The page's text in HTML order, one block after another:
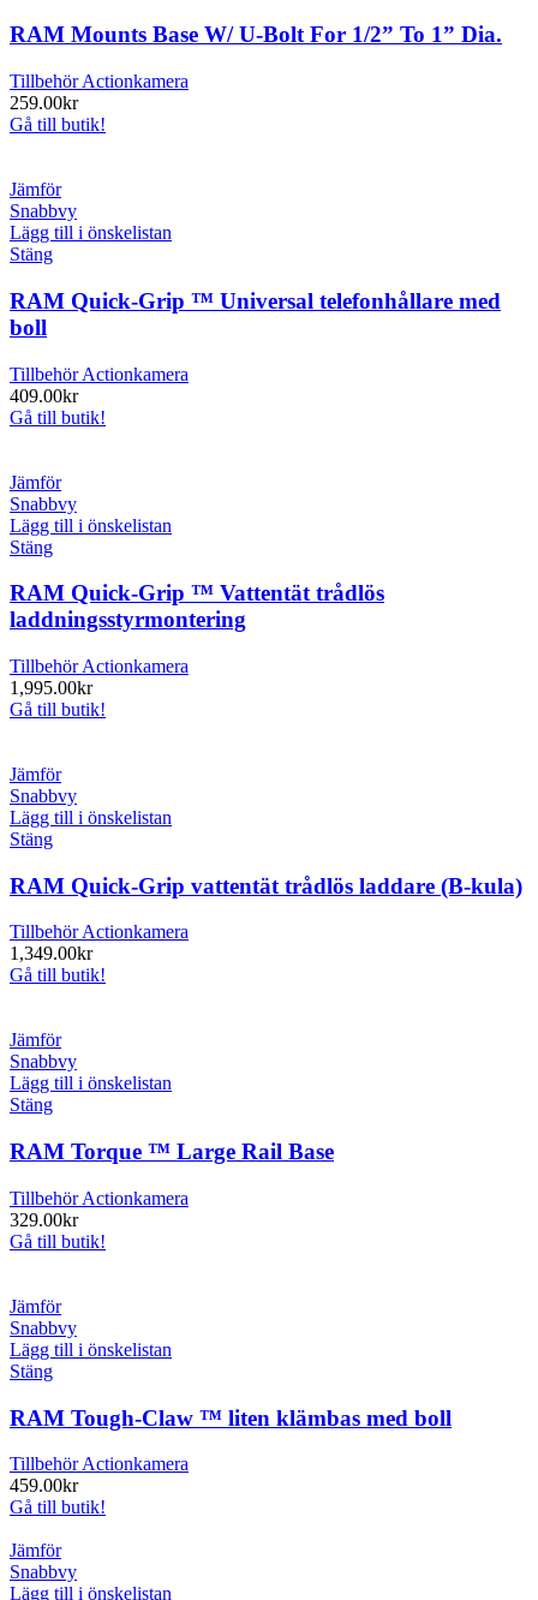
RAM Mounts Base W/ U-Bolt For 1/2” To 1” Dia.
Tillbehör Actionkamera
259.00kr
Gå till butik!
Jämför
Snabbvy
Lägg till i önskelistan
Stäng
RAM Quick-Grip ™ Universal telefonhållare med
boll
Tillbehör Actionkamera
409.00kr
Gå till butik!
Jämför
Snabbvy
Lägg till i önskelistan
Stäng
RAM Quick-Grip ™ Vattentät trådlös
laddningsstyrmontering
Tillbehör Actionkamera
1,995.00kr
Gå till butik!
Jämför
Snabbvy
Lägg till i önskelistan
Stäng
RAM Quick-Grip vattentät trådlös laddare (B-kula)
Tillbehör Actionkamera
1,349.00kr
Gå till butik!
Jämför
Snabbvy
Lägg till i önskelistan
Stäng
RAM Torque ™ Large Rail Base
Tillbehör Actionkamera
329.00kr
Gå till butik!
Jämför
Snabbvy
Lägg till i önskelistan
Stäng
RAM Tough-Claw ™ liten klämbas med boll
Tillbehör Actionkamera
459.00kr
Gå till butik!
Jämför
Snabbvy
Lägg till i önskelistan